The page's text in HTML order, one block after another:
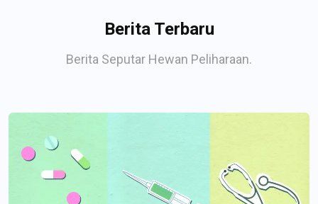
Berita Terbaru
Berita Seputar Hewan Peliharaan.